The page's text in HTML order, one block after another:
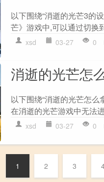
以下围绕“消逝的光芒3的
芒》游戏中,可以通过切换
xsd 03-27 0
消逝的光芒怎
以下围绕“消逝的光芒怎
在消逝的光芒游戏中无法
xsd 03-27 0
1 2 3